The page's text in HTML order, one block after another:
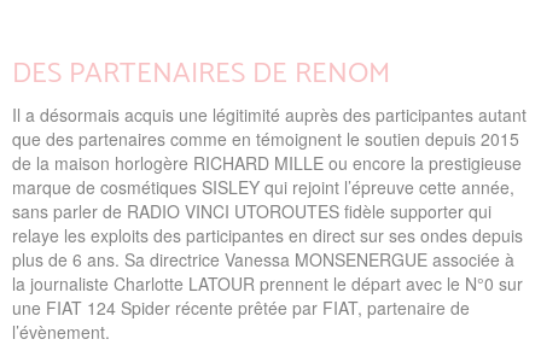
DES PARTENAIRES DE RENOM
Il a désormais acquis une légitimité auprès des participantes autant
que des partenaires comme en témoignent le soutien depuis 2015
de la maison horlogère RICHARD MILLE ou encore la prestigieuse
marque de cosmétiques SISLEY qui rejoint l’épreuve cette année,
sans parler de RADIO VINCI UTOROUTES fidèle supporter qui
relaye les exploits des participantes en direct sur ses ondes depuis
plus de 6 ans. Sa directrice Vanessa MONSENERGUE associée à
la journaliste Charlotte LATOUR prennent le départ avec le N°0 sur
une FIAT 124 Spider récente prêtée par FIAT, partenaire de
l’évènement.